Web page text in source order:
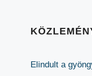
Elindult a